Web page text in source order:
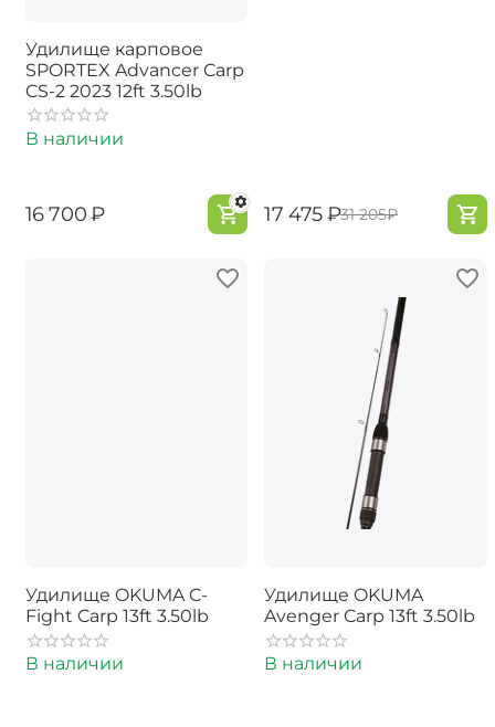
Удилище карповое
SPORTEX Advancer Carp
CS-2 2023 12ft 3.50lb
В наличии
‍16 700‍₽ ‍17 475‍₽‍31 205‍₽
Удилище OKUMA C-
Fight Carp 13ft 3.50lb
В наличии
Удилище OKUMA
Avenger Carp 13ft 3.50lb
В наличии